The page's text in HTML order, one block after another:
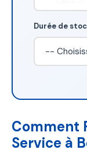
Durée de
Comment
Service à